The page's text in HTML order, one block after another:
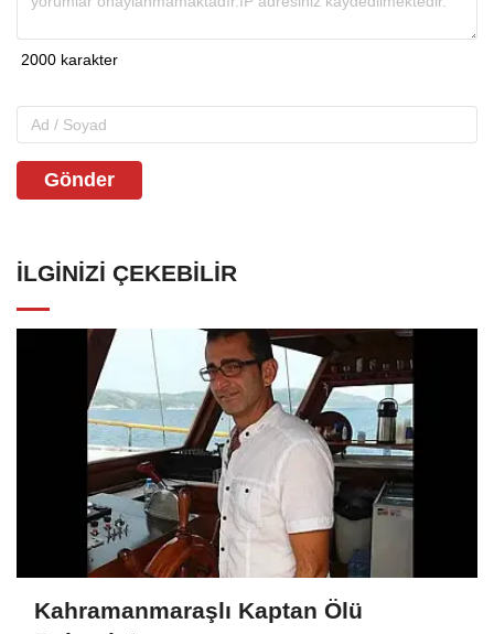
Gönder
İLGINIZI ÇEKEBILIR
Kahramanmaraşlı Kaptan Ölü